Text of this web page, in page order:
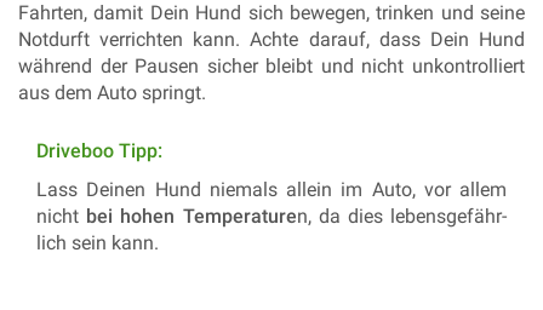
Fahrten, damit Dein Hund sich bewegen, trinken und seine
Notdurft verrichten kann. Achte darauf, dass Dein Hund
während der Pausen sicher bleibt und nicht unkontrolliert
aus dem Auto springt.
Drive­boo Tipp:
Lass Dei­nen Hund nie­mals al­lein im Auto, vor allem
nicht bei hohen Tem­pe­ra­tu­ren, da dies le­bens­ge­fähr­
lich sein kann.